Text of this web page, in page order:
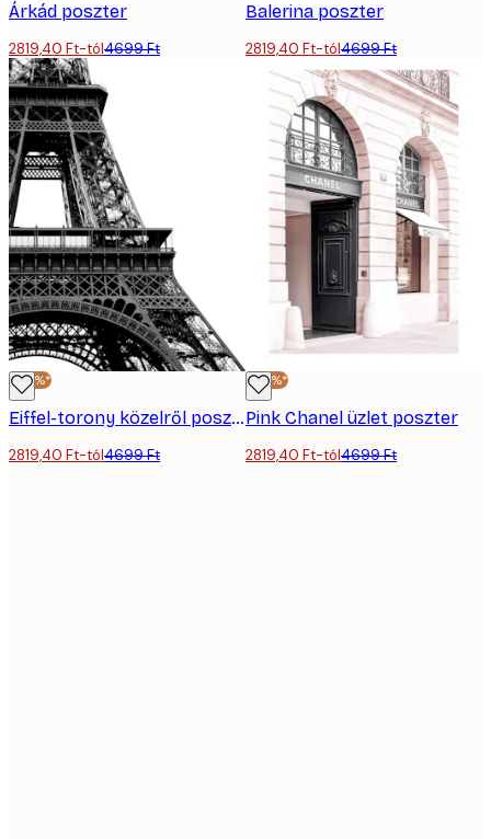
Árkád poszter
2819,40 Ft-tól4699 Ft
Balerina poszter
2819,40 Ft-tól4699 Ft
-40%*
Eiffel-torony közelről poszter
2819,40 Ft-tól4699 Ft
-40%*
Pink Chanel üzlet poszter
2819,40 Ft-tól4699 Ft